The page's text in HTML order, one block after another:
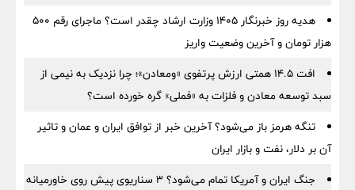
هدیه روز خبرنگار ۱۴۰۵ وزارت ارشاد چقدر است؟ ماجرای رقم ۵۰۰
هزار تومان و آخرین وضعیت واریز
افت ۱۴.۵ همتی ارزش پرتفوی «ومعادن»؛ چرا نزدیک به نیمی از
سبد توسعه معادن و فلزات به «فملی» گره خورده است؟
تنگه هرمز باز می‌شود؟ آخرین خبر از توافق ایران و عمان و تاثیر
آن بر دلار، نفت و بازار ایران
جنگ ایران و آمریکا تمام می‌شود؟ ۳ سناریوی پیش روی خاورمیانه